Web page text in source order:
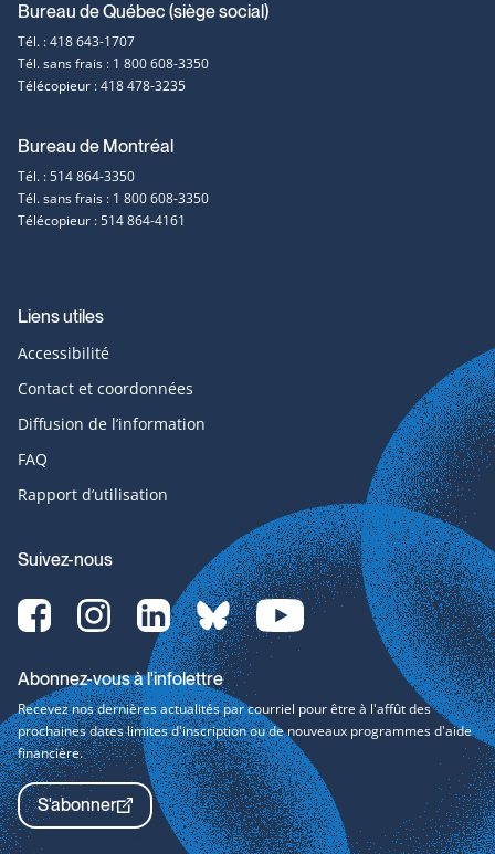
Coordonnées
et
contact
Bureau de Québec (siège social)
Tél. : 418 643-1707
Tél. sans frais : 1 800 608-3350
Télécopieur : 418 478-3235
Bureau de Montréal
Tél. : 514 864-3350
Tél. sans frais : 1 800 608-3350
Télécopieur : 514 864-4161
Liens utiles
Accessibilité
Contact et coordonnées
Diffusion de l’information
FAQ
Rapport d’utilisation
Suivez-nous
Facebook-
svg
Instagram-
svg
LinkedIn-
svg
bluesky-
svg
YouTube-
svg
Abonnez-vous à l'infolettre
Recevez nos dernières actualités par courriel pour être à l'affût des
prochaines dates limites d'inscription ou de nouveaux programmes d'aide
financière.
S'abonner